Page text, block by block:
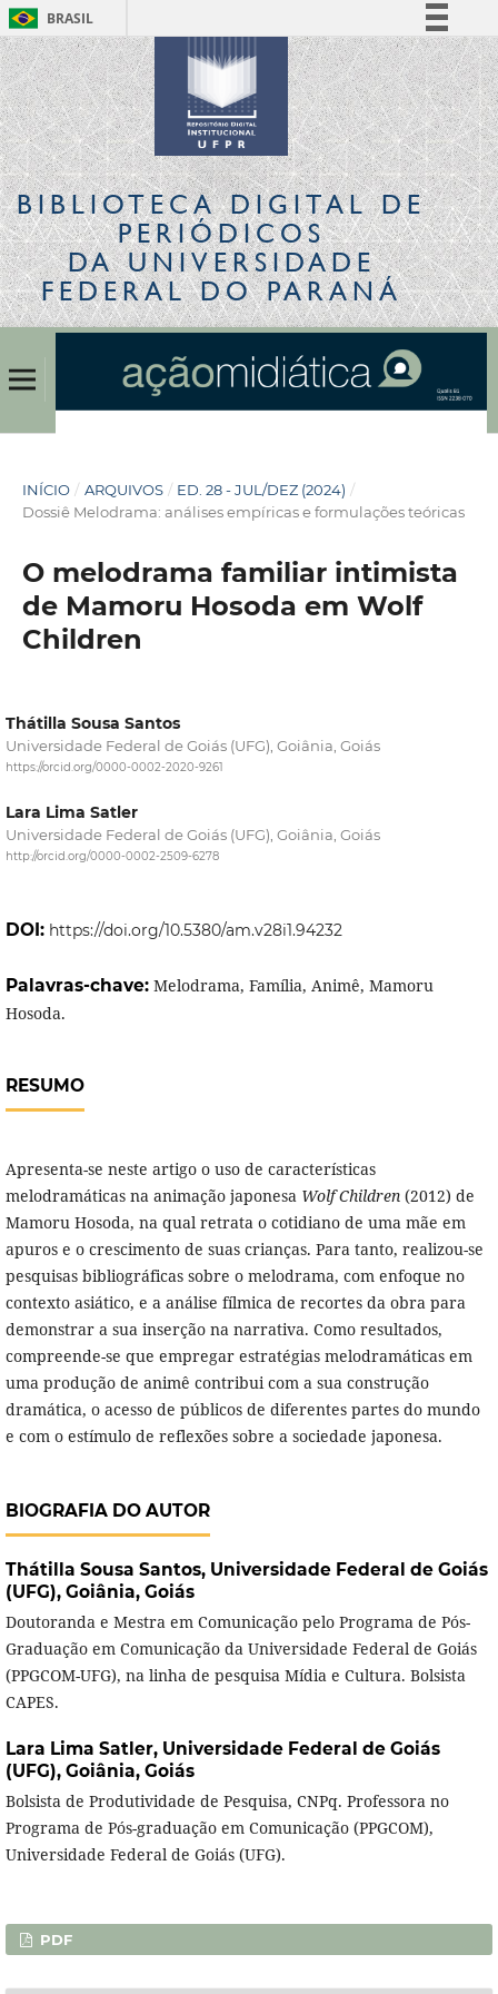
BRASIL
Simplifique!
Comunica BR
Participe
Acesso à informação
Legislação
Canais
BIBLIOTECA DIGITALDE
PERIÓDICOS
DA UNIVERSIDADE
FEDERAL DO PARANÁ
INÍCIO / ARQUIVOS / ED. 28 - JUL/DEZ (2024) /
Dossiê Melodrama: análises empíricas e formulações teóricas
O melodrama familiar intimista
de Mamoru Hosoda em Wolf
Children
Thátilla Sousa Santos
Universidade Federal de Goiás (UFG), Goiânia, Goiás
https://orcid.org/0000-0002-2020-9261
Lara Lima Satler
Universidade Federal de Goiás (UFG), Goiânia, Goiás
http://orcid.org/0000-0002-2509-6278
DOI: https://doi.org/10.5380/am.v28i1.94232
Palavras-chave: Melodrama, Família, Animê, Mamoru
Hosoda.
RESUMO
Apresenta-se neste artigo o uso de características
melodramáticas na animação japonesa Wolf Children(2012) de
Mamoru Hosoda, na qual retrata o cotidiano de uma mãe em
apuros e o crescimento de suas crianças. Para tanto, realizou-se
pesquisas bibliográficas sobre o melodrama, com enfoque no
contexto asiático, e a análise fílmica de recortes da obra para
demonstrar a sua inserção na narrativa. Como resultados,
compreende-se que empregar estratégias melodramáticas em
uma produção de animê contribui com a sua construção
dramática, o acesso de públicos de diferentes partes do mundo
e com o estímulo de reflexões sobre a sociedade japonesa.
BIOGRAFIA DO AUTOR
Thátilla Sousa Santos, Universidade Federal de Goiás
(UFG), Goiânia, Goiás
Doutoranda e Mestra em Comunicação pelo Programa de Pós-
Graduação em Comunicação da Universidade Federal de Goiás
(PPGCOM-UFG), na linha de pesquisa Mídia e Cultura. Bolsista
CAPES.
Lara Lima Satler, Universidade Federal de Goiás
(UFG), Goiânia, Goiás
Bolsista de Produtividade de Pesquisa, CNPq. Professora no
Programa de Pós-graduação em Comunicação (PPGCOM),
Universidade Federal de Goiás (UFG).
PDF